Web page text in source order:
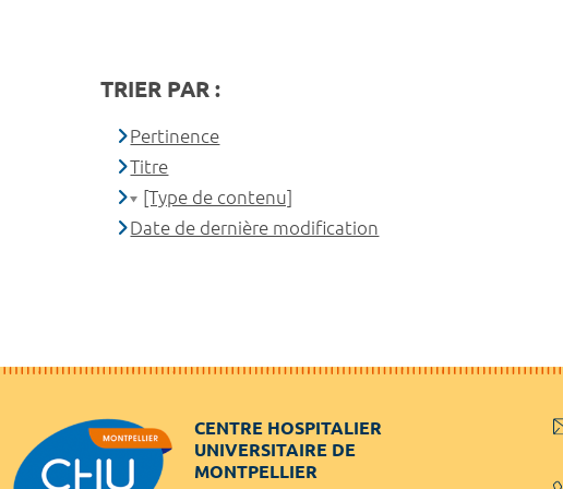
TRIER PAR :
Pertinence
Titre
[Type de contenu]
Date de dernière modification
CENTRE HOSPITALIER
UNIVERSITAIRE DE
MONTPELLIER